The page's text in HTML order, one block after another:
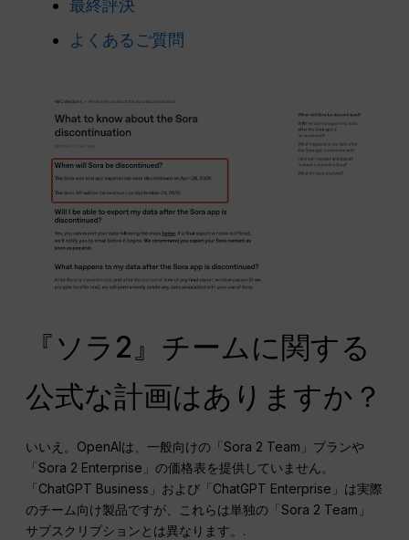
最終評決
よくあるご質問
『ソラ2』チームに関する
公式な計画はありますか？
いいえ。OpenAIは、一般向けの「Sora 2 Team」プランや
「Sora 2 Enterprise」の価格表を提供していません。
「ChatGPT Business」および「ChatGPT Enterprise」は実際
のチーム向け製品ですが、これらは単独の「Sora 2 Team」
サブスクリプションとは異なります。.